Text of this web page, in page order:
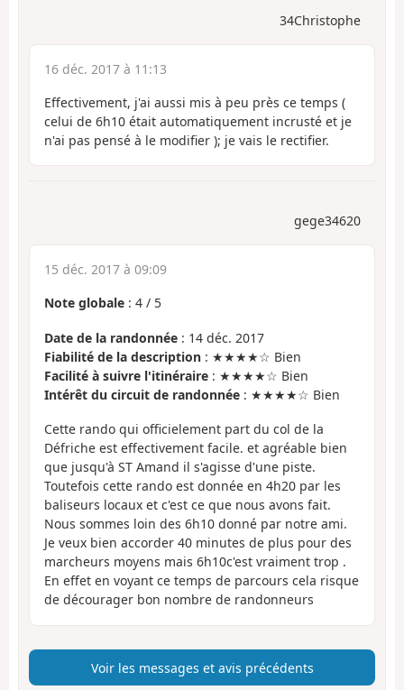
34Christophe
16 déc. 2017 à 11:13
Effectivement, j'ai aussi mis à peu près ce temps (
celui de 6h10 était automatiquement incrusté et je
n'ai pas pensé à le modifier ); je vais le rectifier.
gege34620
15 déc. 2017 à 09:09
Note globale : 4 / 5
Date de la randonnée : 14 déc. 2017
Fiabilité de la description : ★★★★☆ Bien
Facilité à suivre l'itinéraire : ★★★★☆ Bien
Intérêt du circuit de randonnée : ★★★★☆ Bien
Cette rando qui officielement part du col de la
Défriche est effectivement facile. et agréable bien
que jusqu'à ST Amand il s'agisse d'une piste.
Toutefois cette rando est donnée en 4h20 par les
baliseurs locaux et c'est ce que nous avons fait.
Nous sommes loin des 6h10 donné par notre ami.
Je veux bien accorder 40 minutes de plus pour des
marcheurs moyens mais 6h10c'est vraiment trop .
En effet en voyant ce temps de parcours cela risque
de décourager bon nombre de randonneurs
Voir les messages et avis précédents